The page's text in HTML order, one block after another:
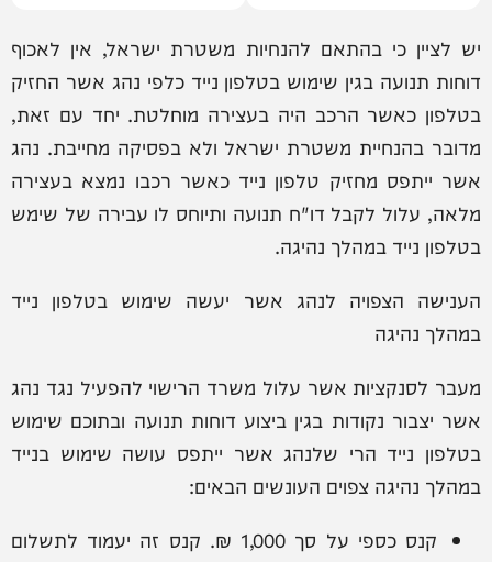
יש לציין כי בהתאם להנחיות משטרת ישראל, אין לאכוף
דוחות תנועה בגין שימוש בטלפון נייד כלפי נהג אשר החזיק
בטלפון כאשר הרכב היה בעצירה מוחלטת. יחד עם זאת,
מדובר בהנחיית משטרת ישראל ולא בפסיקה מחייבת. נהג
אשר ייתפס מחזיק טלפון נייד כאשר רכבו נמצא בעצירה
מלאה, עלול לקבל דו"ח תנועה ותיוחס לו עבירה של שימש
בטלפון נייד במהלך נהיגה.
הענישה הצפויה לנהג אשר יעשה שימוש בטלפון נייד
במהלך נהיגה
מעבר לסנקציות אשר עלול משרד הרישוי להפעיל נגד נהג
אשר יצבור נקודות בגין ביצוע דוחות תנועה ובתוכם שימוש
בטלפון נייד הרי שלנהג אשר ייתפס עושה שימוש בנייד
במהלך נהיגה צפוים העונשים הבאים:
קנס כספי על סך 1,000 ₪. קנס זה יעמוד לתשלום